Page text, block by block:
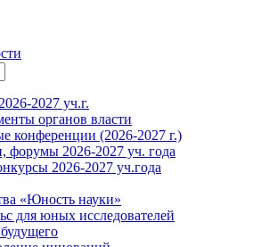
2027 уч.г.
органов власти
конференции (2026-2027 г.)
форумы 2026-2027 уч. года
2026-2027 уч.года
«Юность науки»
для юных исследователей